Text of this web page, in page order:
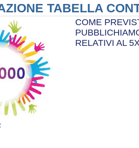
TABELLA
COME
RELATIVI AL